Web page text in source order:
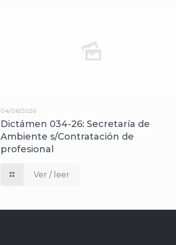
04/06/2026
Dictámen 034-26: Secretaría de
Ambiente s/Contratación de
profesional
Ver / leer